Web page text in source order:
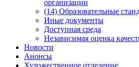
организации
(14) Образовательные
Иные документы
Доступная среда
Независимая оценка
Новости
Анонсы
Художественное отделение